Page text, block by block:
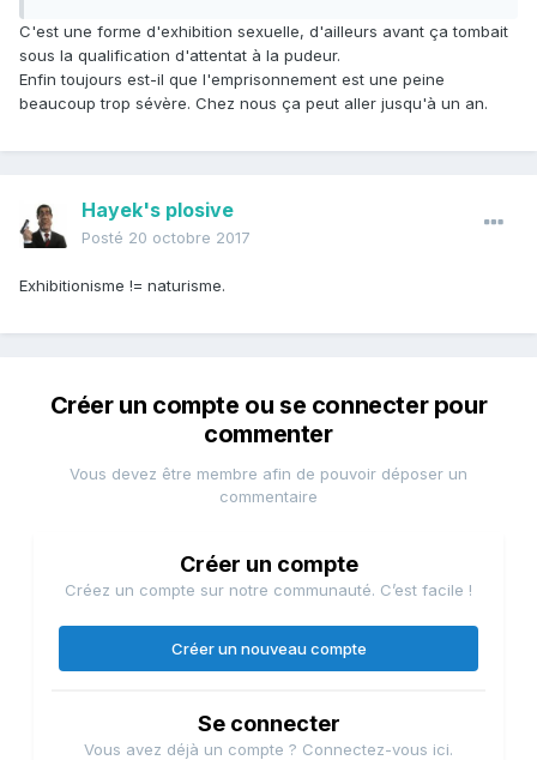
C'est une forme d'exhibition sexuelle, d'ailleurs avant ça tombait
sous la qualification d'attentat à la pudeur.
Enfin toujours est-il que l'emprisonnement est une peine
beaucoup trop sévère. Chez nous ça peut aller jusqu'à un an.
Hayek's plosive
Posté 20 octobre 2017
Exhibitionisme != naturisme.
Créer un compte ou se connecter pour
commenter
Vous devez être membre afin de pouvoir déposer un
commentaire
Créer un compte
Créez un compte sur notre communauté. C’est facile !
Créer un nouveau compte
Se connecter
Vous avez déjà un compte ? Connectez-vous ici.